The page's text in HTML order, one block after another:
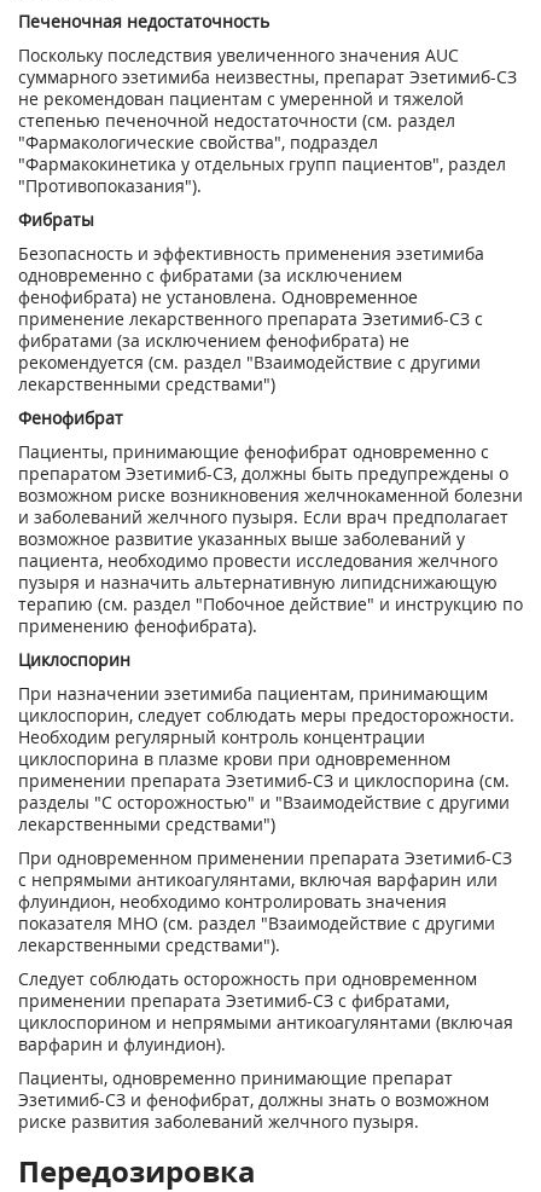
Печеночная недостаточность
Поскольку последствия увеличенного значения AUC
суммарного эзетимиба неизвестны, препарат Эзетимиб-СЗ
не рекомендован пациентам с умеренной и тяжелой
степенью печеночной недостаточности (см. раздел
"Фармакологические свойства", подраздел
"Фармакокинетика у отдельных групп пациентов", раздел
"Противопоказания").
Фибрaты
Безопасность и эффективность применения эзетимиба
одновременно с фибратами (за исключением
фенофибрата) не установлена. Одновременное
применение лекарственного препарата Эзетимиб-СЗ с
фибратами (за исключением фенофибрата) не
рекомендуется (см. раздел "Взаимодействие с другими
лекарственными средствами")
Фенофибрат
Пациенты, принимающие фенофибрат одновременно с
препаратом Эзетимиб-СЗ, должны быть предупреждены о
возможном риске возникновения желчнокаменной болезни
и заболеваний желчного пузыря. Если врач предполагает
возможное развитие указанных выше заболеваний у
пациента, необходимо провести исследования желчного
пузыря и назначить альтернативную липидснижающую
терапию (см. раздел "Побочное действие" и инструкцию по
применению фенофибрата).
Циклоспорин
При назначении эзетимиба пациентам, принимающим
циклоспорин, следует соблюдать меры предосторожности.
Необходим регулярный контроль концентрации
циклоспорина в плазме крови при одновременном
применении препарата Эзетимиб-СЗ и циклоспорина (см.
разделы "С осторожностью" и "Взаимодействие с другими
лекарственными средствами")
При одновременном применении препарата Эзетимиб-СЗ
с непрямыми антикоагулянтами, включая варфарин или
флуиндион, необходимо контролировать значения
показателя МНО (см. раздел "Взаимодействие с другими
лекарственными средствами").
Следует соблюдать осторожность при одновременном
применении препарата Эзетимиб-СЗ с фибратами,
циклоспорином и непрямыми антикоагулянтами (включая
варфарин и флуиндион).
Пациенты, одновременно принимающие препарат
Эзетимиб-СЗ и фенофибрат, должны знать о возможном
риске развития заболеваний желчного пузыря.
Передозировка